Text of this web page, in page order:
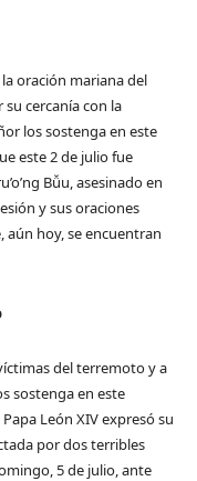
oración mariana del
su cercanía con la
los sostenga en este
este 2 de julio fue
Bǚu, asesinado en
y sus oraciones
aún hoy, se encuentran
del terremoto y a
sostenga en este
León XIV expresó su
por dos terribles
5 de julio, ante